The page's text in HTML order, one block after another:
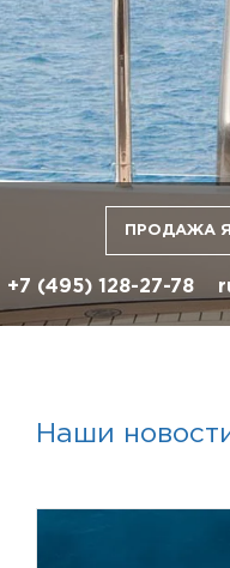
ПРОДАЖА
+7 (495) 128-27-78
Наши